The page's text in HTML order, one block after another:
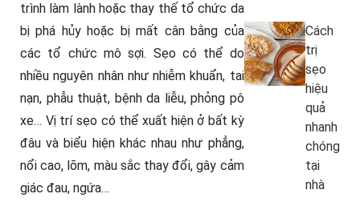
trình làm lành hoặc thay thế tổ chức da
bị phá hủy hoặc bị mất cân bằng của
các tổ chức mô sợi. Sẹo có thể do
nhiều nguyên nhân như nhiễm khuẩn, tai
nạn, phẫu thuật, bệnh da liễu, phỏng pô
xe… Vị trí sẹo có thể xuất hiện ở bất kỳ
đâu và biểu hiện khác nhau như phẳng,
nổi cao, lõm, màu sắc thay đổi, gây cảm
giác đau, ngứa…
Cách
trị
sẹo
hiệu
quả
nhanh
chóng
tại
nhà